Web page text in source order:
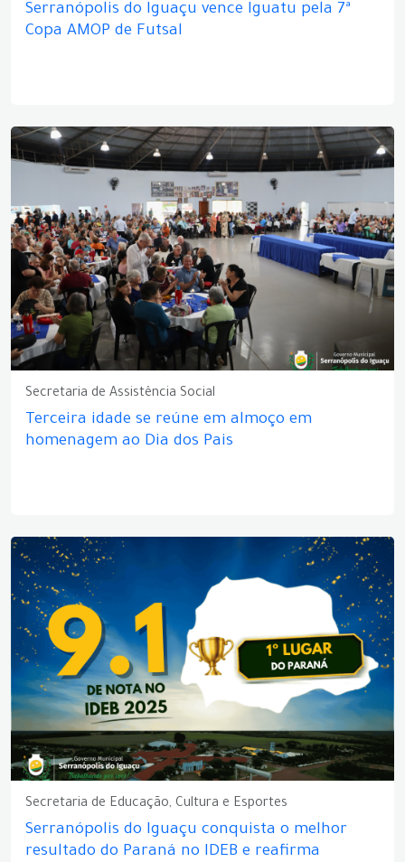
Serranópolis do Iguaçu vence Iguatu pela 7ª
Copa AMOP de Futsal
Secretaria de Assistência Social
Terceira idade se reúne em almoço em
homenagem ao Dia dos Pais
Secretaria de Educação, Cultura e Esportes
Serranópolis do Iguaçu conquista o melhor
resultado do Paraná no IDEB e reafirma